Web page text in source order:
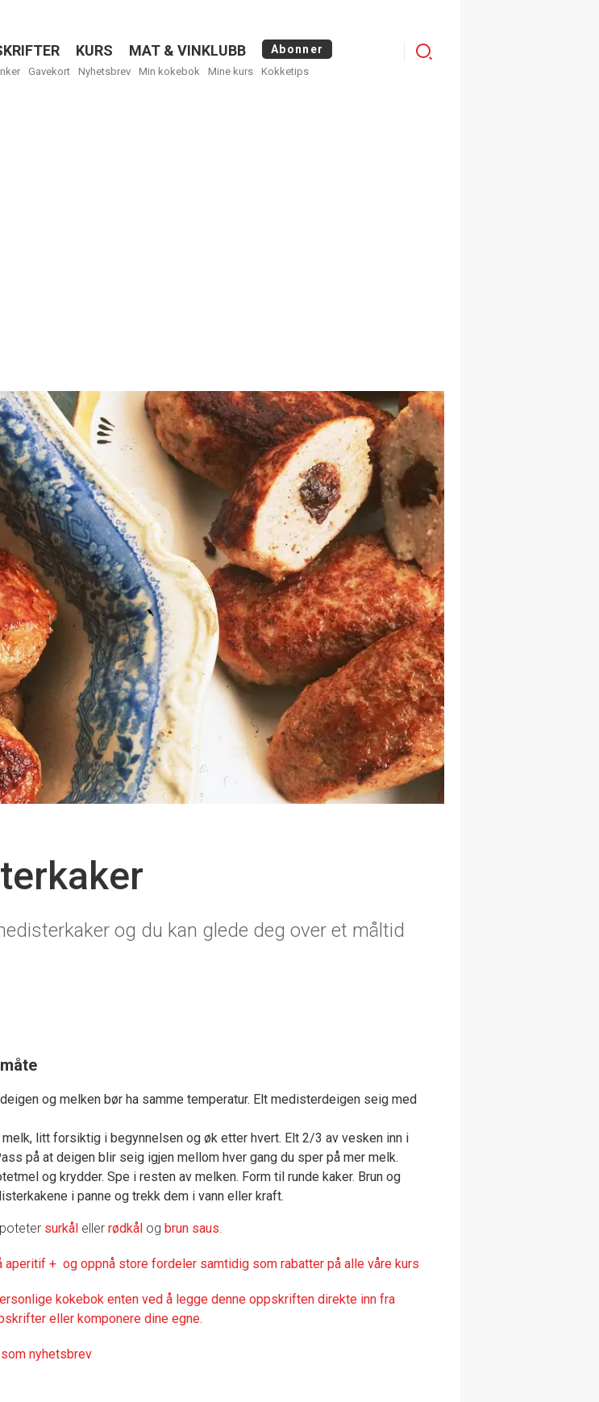
KURS MAT & VINKLUBB Abonner
Gavekort Nyhetsbrev Min kokebok Mine kurs Kokketips
Logg
og du kan glede deg over et måltid
og melken bør ha samme temperatur. Elt medisterdeigen seig med
litt forsiktig i begynnelsen og øk etter hvert. Elt 2/3 av vesken inn i
på at deigen blir seig igjen mellom hver gang du sper på mer melk.
og krydder. Spe i resten av melken. Form til runde kaker. Brun og
i panne og trekk dem i vann eller kraft.
surkål eller rødkål og brun saus.
aperitif + og oppnå store fordeler samtidig som rabatter på alle våre kurs
kokebok enten ved å legge denne oppskriften direkte inn fra
eller komponere dine egne.
nyhetsbrev